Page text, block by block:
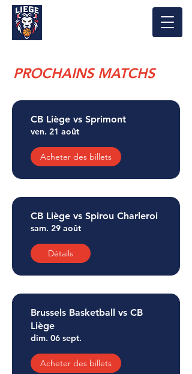
Matchs à venir
CB Liège vs Sprimont
ven. 21 août
Acheter des billets
CB Liège vs Spirou Charleroi
sam. 29 août
Détails
Brussels Basketball vs CB
Liège
dim. 06 sept.
Acheter des billets
PROCHAINS MATCHS